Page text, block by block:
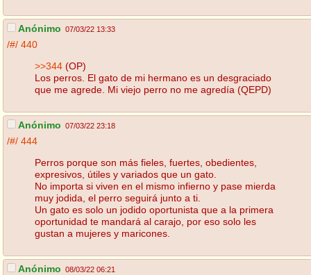
Anónimo 07/03/22 13:33
/#/ 440
>>344 (OP)
Los perros. El gato de mi hermano es un desgraciado
que me agrede. Mi viejo perro no me agredía (QEPD)
Anónimo 07/03/22 23:18
/#/ 444
Perros porque son más fieles, fuertes, obedientes,
expresivos, útiles y variados que un gato.
No importa si viven en el mismo infierno y pase mierda
muy jodida, el perro seguirá junto a ti.
Un gato es solo un jodido oportunista que a la primera
oportunidad te mandará al carajo, por eso solo les
gustan a mujeres y maricones.
Anónimo 08/03/22 06:21